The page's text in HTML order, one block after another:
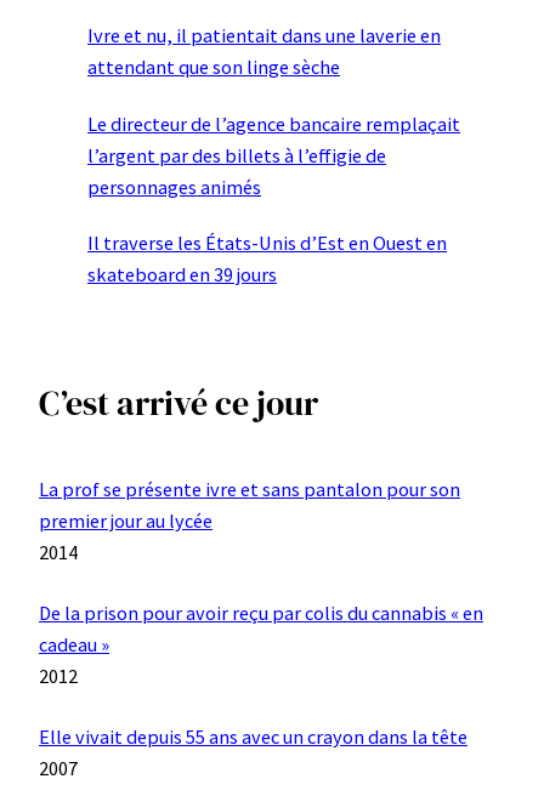
Ivre et nu, il patientait dans une laverie en
attendant que son linge sèche
Le directeur de l’agence bancaire remplaçait
l’argent par des billets à l’effigie de
personnages animés
Il traverse les États-Unis d’Est en Ouest en
skateboard en 39 jours
C’est arrivé ce jour
La prof se présente ivre et sans pantalon pour son
premier jour au lycée
2014
De la prison pour avoir reçu par colis du cannabis « en
cadeau »
2012
Elle vivait depuis 55 ans avec un crayon dans la tête
2007